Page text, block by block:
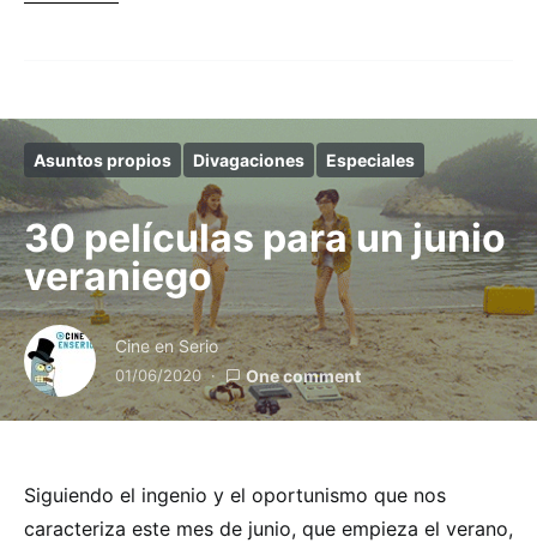
Asuntos propios Divagaciones Especiales
30 películas para un junio
veraniego
Cine en Serio
01/06/2020 One comment
Siguiendo el ingenio y el oportunismo que nos
caracteriza este mes de junio, que empieza el verano,